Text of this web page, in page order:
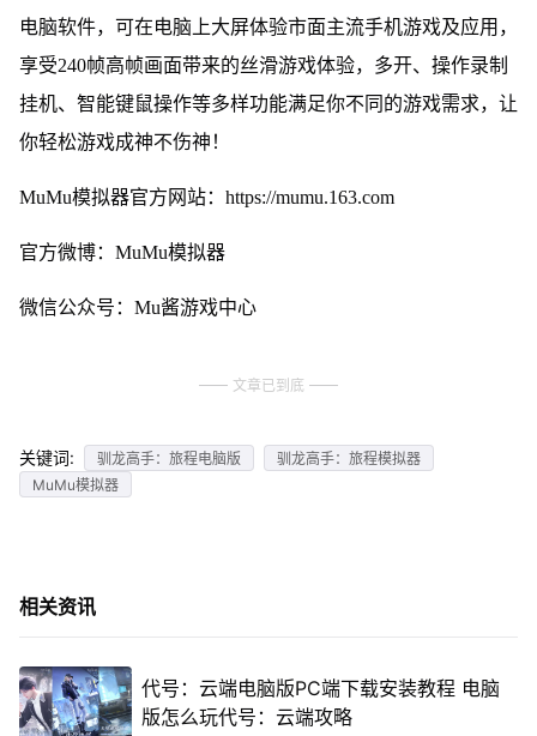
电脑软件，可在电脑上大屏体验市面主流手机游戏及应用，
享受240帧高帧画面带来的丝滑游戏体验，多开、操作录制
挂机、智能键鼠操作等多样功能满足你不同的游戏需求，让
你轻松游戏成神不伤神！
MuMu模拟器官方网站：https://mumu.163.com
官方微博：MuMu模拟器
微信公众号：Mu酱游戏中心
文章已到底
关键词: 驯龙高手：旅程电脑版
驯龙高手：旅程模拟器
MuMu模拟器
相关资讯
代号：云端电脑版PC端下载安装教程 电脑
版怎么玩代号：云端攻略